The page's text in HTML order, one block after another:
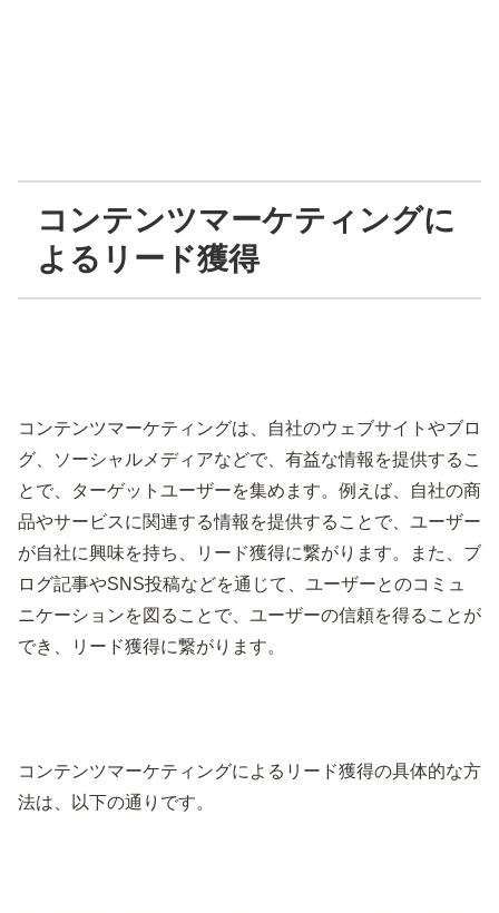
コンテンツマーケティングに
よるリード獲得
コンテンツマーケティングは、自社のウェブサイトやブロ
グ、ソーシャルメディアなどで、有益な情報を提供するこ
とで、ターゲットユーザーを集めます。例えば、自社の商
品やサービスに関連する情報を提供することで、ユーザー
が自社に興味を持ち、リード獲得に繋がります。また、ブ
ログ記事やSNS投稿などを通じて、ユーザーとのコミュ
ニケーションを図ることで、ユーザーの信頼を得ることが
でき、リード獲得に繋がります。
コンテンツマーケティングによるリード獲得の具体的な方
法は、以下の通りです。